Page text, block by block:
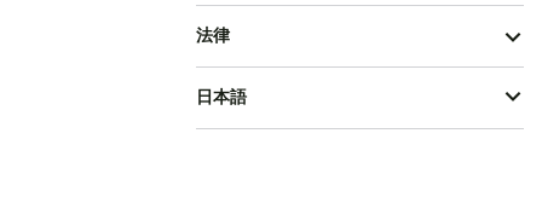
法律
日本語